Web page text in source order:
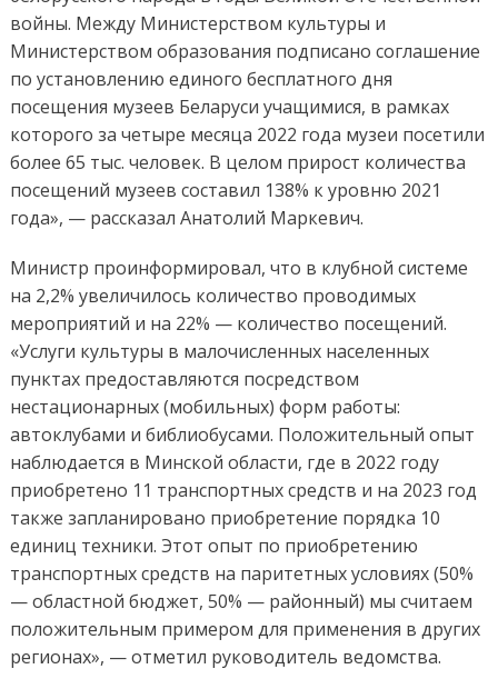
войны. Между Министерством культуры и
Министерством образования подписано соглашение
по установлению единого бесплатного дня
посещения музеев Беларуси учащимися, в рамках
которого за четыре месяца 2022 года музеи посетили
более 65 тыс. человек. В целом прирост количества
посещений музеев составил 138% к уровню 2021
года», — рассказал Анатолий Маркевич.
Министр проинформировал, что в клубной системе
на 2,2% увеличилось количество проводимых
мероприятий и на 22% — количество посещений.
«Услуги культуры в малочисленных населенных
пунктах предоставляются посредством
нестационарных (мобильных) форм работы:
автоклубами и библиобусами. Положительный опыт
наблюдается в Минской области, где в 2022 году
приобретено 11 транспортных средств и на 2023 год
также запланировано приобретение порядка 10
единиц техники. Этот опыт по приобретению
транспортных средств на паритетных условиях (50%
— областной бюджет, 50% — районный) мы считаем
положительным примером для применения в других
регионах», — отметил руководитель ведомства.